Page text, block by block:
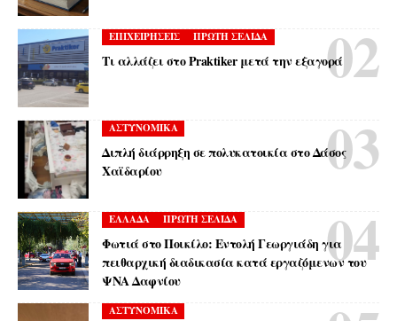
ΕΠΙΧΕΙΡΗΣΕΙΣ ΠΡΩΤΗ ΣΕΛΙΔΑ
Τι αλλάζει στο Praktiker μετά την εξαγορά
ΑΣΤΥΝΟΜΙΚΑ
Διπλή διάρρηξη σε πολυκατοικία στο Δάσος
Χαϊδαρίου
ΕΛΛΑΔΑ ΠΡΩΤΗ ΣΕΛΙΔΑ
Φωτιά στο Ποικίλο: Εντολή Γεωργιάδη για
πειθαρχική διαδικασία κατά εργαζόμενων του
ΨΝΑ Δαφνίου
ΑΣΤΥΝΟΜΙΚΑ